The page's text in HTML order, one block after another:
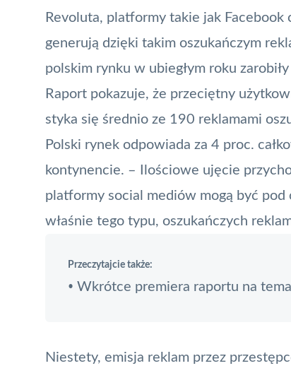
Revoluta, platformy takie jak
generują dzięki takim oszukańczym
polskim rynku w ubiegłym roku
Raport pokazuje, że przeciętny
styka się średnio ze 190 reklamami
Polski rynek odpowiada za 4 proc.
kontynencie. – Ilościowe ujęcie
platformy social mediów mogą być
właśnie tego typu, oszukańczych
Przeczytajcie także:
• Wkrótce premiera raportu na
Niestety, emisja reklam przez